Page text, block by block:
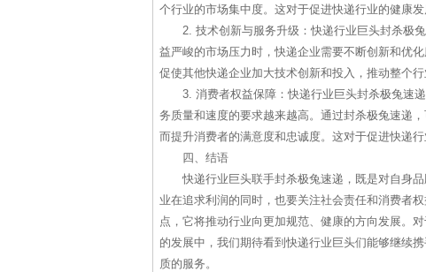
个行业的市场集中度。这对于促进快递行业的健康发
2. 技术创新与服务升级：快递行业巨头封杀极
益严峻的市场压力时，快递企业需要不断创新和优
促使其他快递企业加大技术创新和投入，推动整个行
3. 消费者权益保障：快递行业巨头封杀极兔速
务质量和速度的要求越来越高。通过封杀极兔速递
而提升消费者的满意度和忠诚度。这对于促进快递行
四、结语
快递行业巨头联手封杀极兔速递，既是对自身
业在追求利润的同时，也要关注社会责任和消费者
点，它将推动行业向更加规范、健康的方向发展。
的发展中，我们期待看到快递行业巨头们能够继续
质的服务。